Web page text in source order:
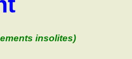
insolites)